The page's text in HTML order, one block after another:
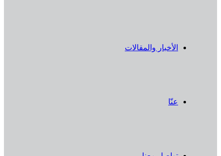
الأخبار والمقالات
عنّا